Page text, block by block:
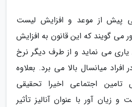
پیش از موعد و افزایش لیست
گویند که این قانون به افزایش
یاری می نماید و از طرف دیگر نرخ
افراد میانسال بالا می برد. بعلاوه
اجتماعی اخیرا تحقیقی
آور با عنوان آنالیز تأثیر